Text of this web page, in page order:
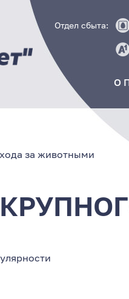
Отдел сбыта:
О
за животными